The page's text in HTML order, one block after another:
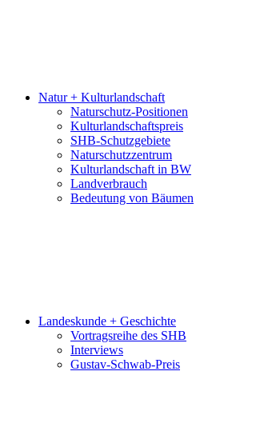
Natur + Kulturlandschaft
Naturschutz-Positionen
Kulturlandschaftspreis
SHB-Schutzgebiete
Naturschutzzentrum
Kulturlandschaft in BW
Landverbrauch
Bedeutung von Bäumen
Landeskunde + Geschichte
Vortragsreihe des SHB
Interviews
Gustav-Schwab-Preis